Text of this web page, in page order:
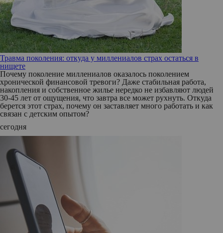
Травма поколения: откуда у миллениалов страх остаться в
нищете
Почему поколение миллениалов оказалось поколением
хронической финансовой тревоги? Даже стабильная работа,
накопления и собственное жилье нередко не избавляют людей
30-45 лет от ощущения, что завтра все может рухнуть. Откуда
берется этот страх, почему он заставляет много работать и как
связан с детским опытом?
сегодня